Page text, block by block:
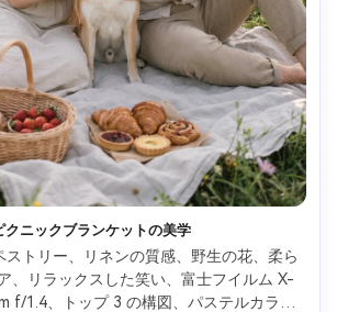
クニックブランケットの美学
ストリー、リネンの質感、野生の花、柔ら
、リラックスした笑い、富士フイルム X-
f/1.4、トップ 3 の構図、パステルカラー